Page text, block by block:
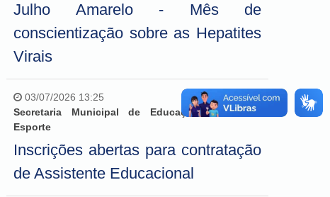
Julho Amarelo - Mês de
conscientização sobre as Hepatites
Virais
03/07/2026 13:25
Secretaria Municipal de Educação, Cultura e
Esporte
Inscrições abertas para contratação
de Assistente Educacional